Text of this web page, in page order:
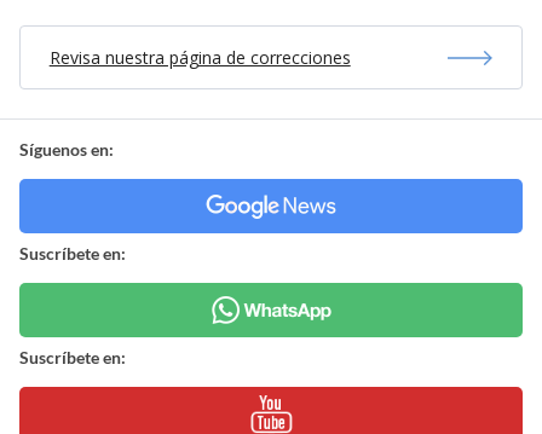
Revisa nuestra página de correcciones
Síguenos en:
Suscríbete en:
Suscríbete en: